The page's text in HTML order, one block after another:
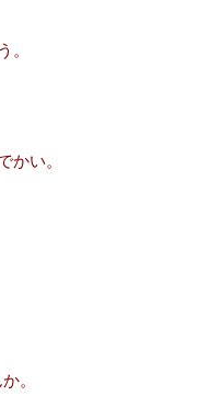
。
かい。
。